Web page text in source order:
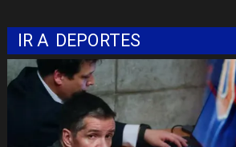
IR A DEPORTES